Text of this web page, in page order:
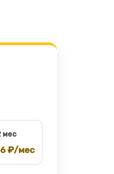
мес
₽/мес